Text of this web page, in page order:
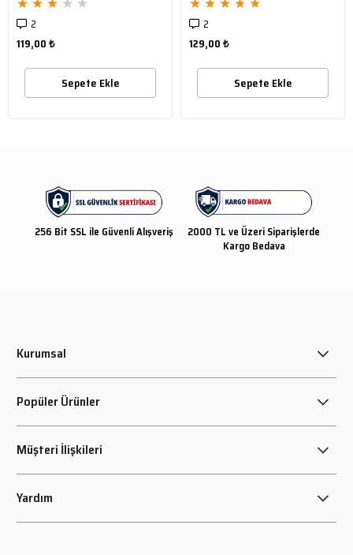
2
119,00 ₺
Sepete Ekle
2
129,00 ₺
Sepete Ekle
256 Bit SSL ile Güvenli Alışveriş
2000 TL ve Üzeri Siparişlerde
Kargo Bedava
Kurumsal
Popüler Ürünler
Müşteri İlişkileri
Yardım